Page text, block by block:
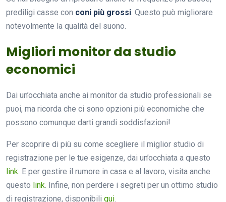
prediligi casse con coni più grossi. Questo può migliorare
notevolmente la qualità del suono.
Migliori monitor da studio
economici
Dai un’occhiata anche ai monitor da studio professionali se
puoi, ma ricorda che ci sono opzioni più economiche che
possono comunque darti grandi soddisfazioni!
Per scoprire di più su come scegliere il miglior studio di
registrazione per le tue esigenze, dai un’occhiata a questo
link. E per gestire il rumore in casa e al lavoro, visita anche
questo link. Infine, non perdere i segreti per un ottimo studio
di registrazione, disponibili qui.